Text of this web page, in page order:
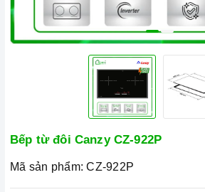
Bếp từ đôi Canzy CZ-922P
Mã sản phẩm: CZ-922P